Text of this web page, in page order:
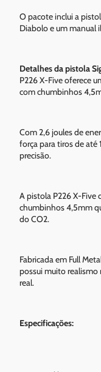
O pacote inclui a
Diabolo e um manual
Detalhes da pistola
P226 X-Five oferece
com chumbinhos
Com 2,6 joules de
força para tiros de até
precisão.
A pistola P226 X-Five
chumbinhos 4,5mm
do CO2.
Fabricada em Full
possui muito realismo
real.
Especificações: